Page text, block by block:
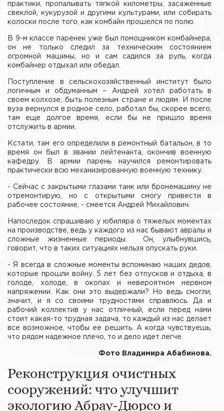
практики, пропалывать тяпкой километры, засаженные
свеклой, кукурузой и другими культурами, или собирать
колоски после того, как комбайн прошелся по полю.
В 9-м классе паренек уже был помощником комбайнера,
он не только следил за техническим состоянием
огромной машины, но и сам садился за руль, когда
комбайнер отдыхал или обедал.
Поступление в сельскохозяйственный институт было
логичным и обдуманным – Андрей хотел работать в
своем колхозе, быть полезным стране и людям. И после
вуза вернулся в родное село, работал бы, скорее всего,
там еще долгое время, если бы не пришло время
отслужить в армии.
Кстати, там его определили в ремонтный батальон, в то
время он был в звании лейтенанта, окончив военную
кафедру. В армии парень научился ремонтировать
практически всю механизированную военную технику.
- Сейчас с закрытыми глазами танк или бронемашину не
отремонтирую, но с открытыми смогу привести в
рабочее состояние, - смеется Андрей Михайлович.
Напоследок спрашиваю у юбиляра о тяжелых моментах
на производстве, ведь у каждого из нас бывают авралы и
сложные жизненные периоды. Он, улыбнувшись,
говорит, что в таких ситуациях нельзя опускать руки.
- Я всегда в сложные моменты вспоминаю наших дедов,
которые прошли войну. 5 лет без отпусков и отдыха, в
голоде, холоде, в окопах и невероятном нервном
напряжении. Как они это выдержали? Но ведь смогли,
значит, и я со своими трудностями справлюсь. Да и
рабочий коллектив у нас отличный, если перед нами
стоит какая-то трудная задача, то каждый из нас делает
все возможное, чтобы ее решить. А когда чувствуешь,
что рядом надежное плечо, то и дело идет легче.
Фото Владимира Абабинова.
Реконструкция очистных
сооружений: что улучшит
экологию Абрау-Дюрсо и